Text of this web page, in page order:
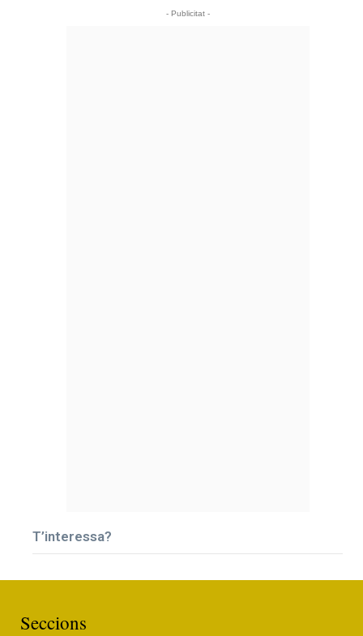
- Publicitat -
T’interessa?
Seccions